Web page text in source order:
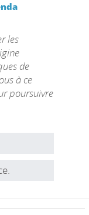
les
de
à ce
poursuivre